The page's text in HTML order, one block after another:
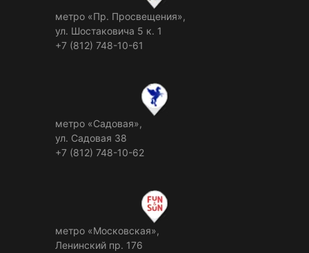
метро «Пр. Просвещения»,
ул. Шостаковича 5 к. 1
+7 (812) 748-10-61
метро «Садовая»,
ул. Садовая 38
+7 (812) 748-10-62
метро «Московская»,
Ленинский пр. 176